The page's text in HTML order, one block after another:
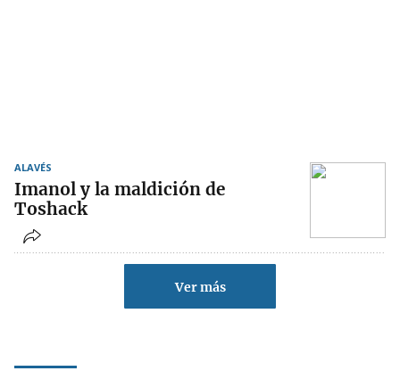
ALAVÉS
Imanol y la maldición de
Toshack
Ver más